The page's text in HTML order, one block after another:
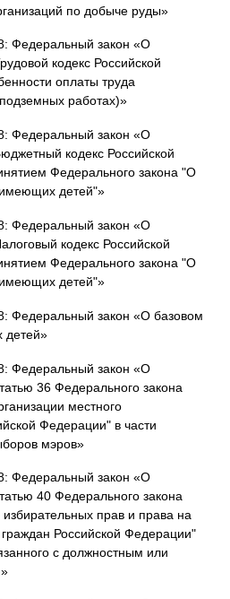
по добыче руды»
Федеральный закон «О
кодекс Российской
оплаты труда
работах)»
Федеральный закон «О
кодекс Российской
Федерального закона "О
детей"»
Федеральный закон «О
кодекс Российской
Федерального закона "О
детей"»
Федеральный закон «О базовом
детей»
Федеральный закон «О
36 Федерального закона
местного
Федерации" в части
мэров»
Федеральный закон «О
40 Федерального закона
прав и права на
Российской Федерации"
с должностным или